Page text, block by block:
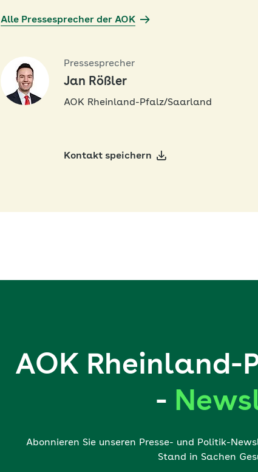
Alle Pressesprecher der AOK
Pressesprecher
Jan Rößler
AOK Rheinland-Pfalz/Saarland
Kontakt speichern
AOK
-
Abonnieren Sie unseren Presse- und Politik-
Stand in Sachen